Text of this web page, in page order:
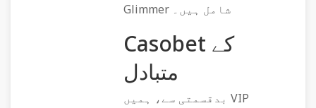
Glimmer شامل ہیں۔
Casobet کے
متبادل
بدقسمتی سے، ہمیں VIP